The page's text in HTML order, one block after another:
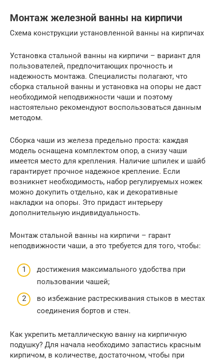
Монтаж железной ванны на кирпичи
Схема конструкции установленной ванны на кирпичах
Установка стальной ванны на кирпичи – вариант для
пользователей, предпочитающих прочность и
надежность монтажа. Специалисты полагают, что
сборка стальной ванны и установка на опоры не даст
необходимой неподвижности чаши и поэтому
настоятельно рекомендуют воспользоваться данным
методом.
Сборка чаши из железа предельно проста: каждая
модель оснащена комплектом опор, а снизу чаши
имеется место для крепления. Наличие шпилек и шайб
гарантирует прочное надежное крепление. Если
возникнет необходимость, набор регулируемых ножек
можно докупить отдельно, как и декоративные
накладки на опоры. Это придаст интерьеру
дополнительную индивидуальность.
Монтаж стальной ванны на кирпичи – гарант
неподвижности чаши, а это требуется для того, чтобы:
достижения максимального удобства при
пользовании чашей;
во избежание растрескивания стыков в местах
соединения бортов и стен.
Как укрепить металлическую ванну на кирпичную
подушку? Для начала необходимо запастись красным
кирпичом, в количестве, достаточном, чтобы при